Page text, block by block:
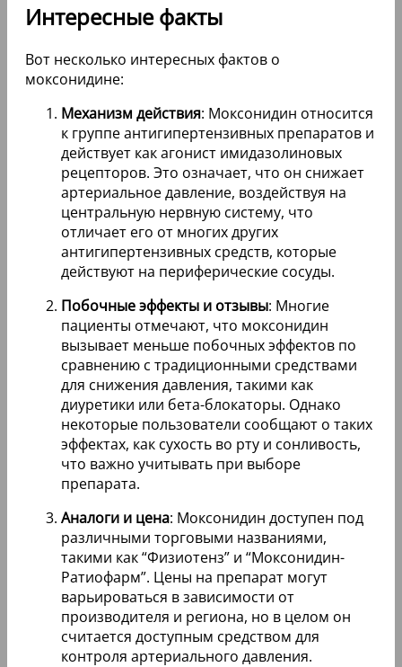
Интересные факты
Вот несколько интересных фактов о
моксонидине:
Механизм действия: Моксонидин относится
к группе антигипертензивных препаратов и
действует как агонист имидазолиновых
рецепторов. Это означает, что он снижает
артериальное давление, воздействуя на
центральную нервную систему, что
отличает его от многих других
антигипертензивных средств, которые
действуют на периферические сосуды.
Побочные эффекты и отзывы: Многие
пациенты отмечают, что моксонидин
вызывает меньше побочных эффектов по
сравнению с традиционными средствами
для снижения давления, такими как
диуретики или бета-блокаторы. Однако
некоторые пользователи сообщают о таких
эффектах, как сухость во рту и сонливость,
что важно учитывать при выборе
препарата.
Аналоги и цена: Моксонидин доступен под
различными торговыми названиями,
такими как “Физиотенз” и “Моксонидин-
Ратиофарм”. Цены на препарат могут
варьироваться в зависимости от
производителя и региона, но в целом он
считается доступным средством для
контроля артериального давления.